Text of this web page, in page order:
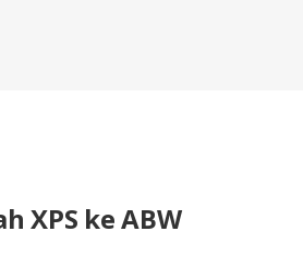
XPS ke ABW